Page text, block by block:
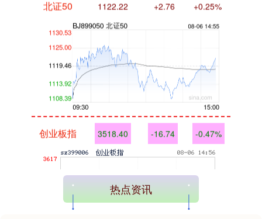
创业板指 3518.40 -16.74 -0.47%
热点资讯